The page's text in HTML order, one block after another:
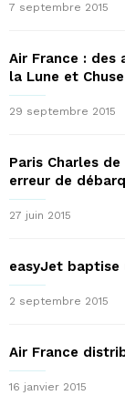
7 septembre 2015
Air France :
la Lune et
29 septembre 2015
Paris Charles
erreur de
27 juin 2015
easyJet baptise
2 septembre 2015
Air France
16 janvier 2015